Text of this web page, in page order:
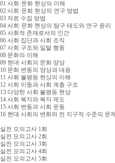
01 사회·문화 현상의 이해
02 사회·문화 현상의 연구 방법
03 자료 수집 방법
04 사회·문화 현상의 탐구 태도와 연구 윤리
05 사회적 존재로서의 인간
06 사회 집단과 사회 조직
07 사회 구조와 일탈 행동
08 문화의 이해
09 현대 사회의 문화 양상
10 문화 변동의 양상과 대응
11 사회 불평등 현상의 이해
12 사회 이동과 사회 계층 구조
13 다양한 사회 불평등 현상
14 사회 복지와 복지 제도
15 사회 변동과 사회 운동
16 현대 사회의 변화와 전 지구적 수준의 문제
실전 모의고사 1회
실전 모의고사 2회
실전 모의고사 3회
실전 모의고사 4회
실전 모의고사 5회